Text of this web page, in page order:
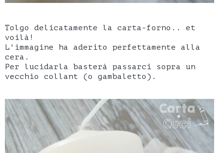
Tolgo delicatamente la carta-forno.. et
voilà!
L'immagine ha aderito perfettamente alla
cera.
Per lucidarla basterà passarci sopra un
vecchio collant (o gambaletto).